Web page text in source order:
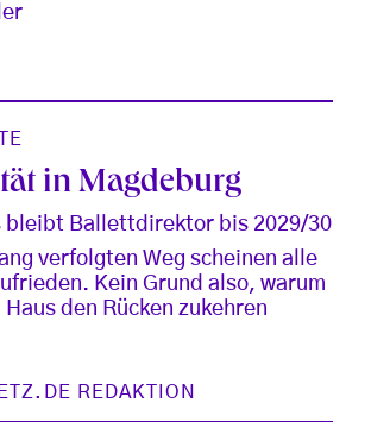
in Magdeburg
bleibt Ballettdirektor bis 2029/30
verfolgten Weg scheinen alle
Kein Grund also, warum
Haus den Rücken zukehren
REDAKTION